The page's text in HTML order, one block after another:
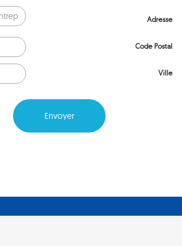
Adresse
Code Postal
Ville